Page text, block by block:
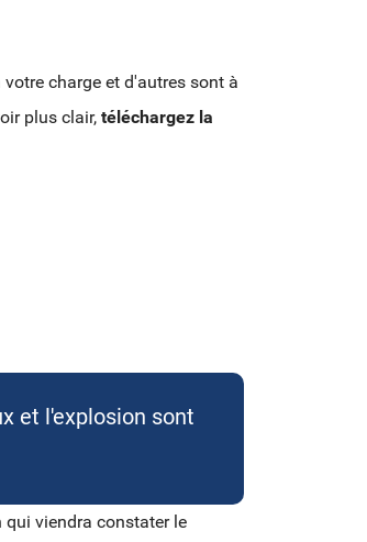
charge et d'autres sont à
plus clair, téléchargez la
et l'explosion sont
qui viendra constater le